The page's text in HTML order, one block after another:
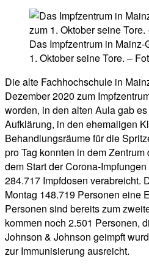
Das Impfzentrum in
1. Oktober seine Tore. –
Die alte Fachhochschule in
Dezember 2020 zum
worden, in den alten Aula gab
Aufklärung, in den ehemaligen
Behandlungsräume für die
pro Tag konnten in dem
dem Start der Corona-
284.717 Impfdosen verabreicht.
Montag 148.719 Personen eine
Personen sind bereits zum
kommen noch 2.501 Personen,
Johnson & Johnson geimpft
zur Immunisierung ausreicht.